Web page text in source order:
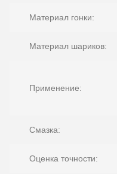
Материал гонки:
Материал шариков:
Применение:
Смазка:
Оценка точности: